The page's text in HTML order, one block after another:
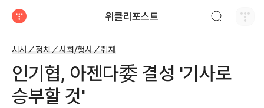
위클리포스트
시사／정치／사회/행사／취재
인기협, 아젠다委 결성 '기사로
승부할 것'